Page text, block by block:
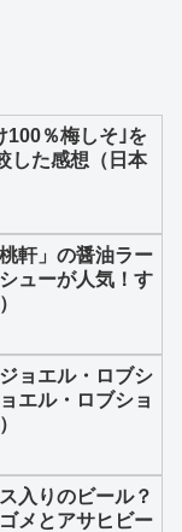
100％梅しそ｣を
した感想（日本
軒」の醤油ラー
ューが人気！す
ョエル・ロブシ
エル・ロブショ
入りのビール？
メとアサヒビー